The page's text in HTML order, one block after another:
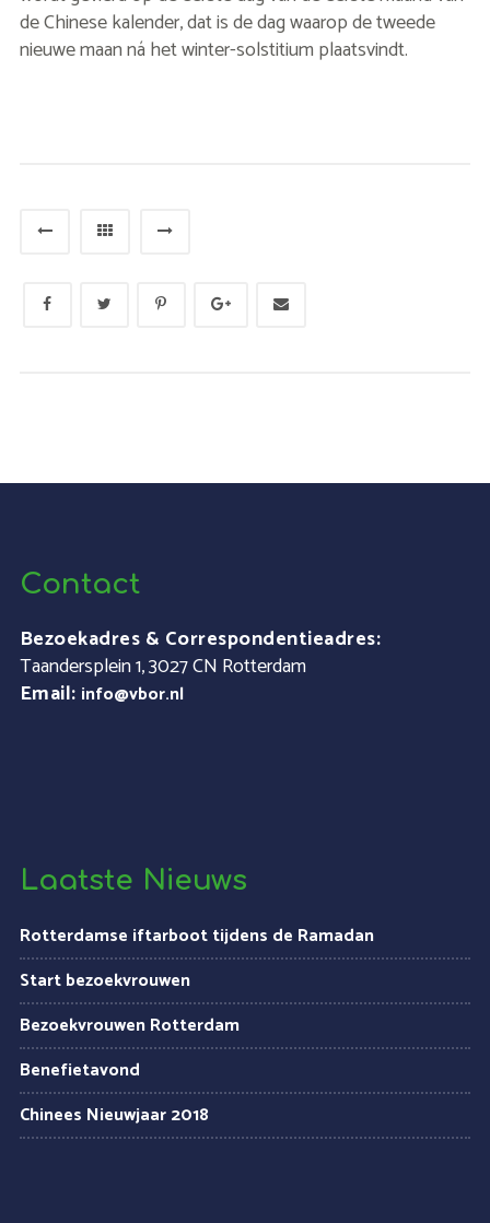
de Chinese kalender, dat is de dag waarop de tweede
nieuwe maan ná het winter-solstitium plaatsvindt.
Contact
Bezoekadres & Correspondentieadres:
Taandersplein 1, 3027 CN Rotterdam
Email: info@vbor.nl
Laatste Nieuws
Rotterdamse iftarboot tijdens de Ramadan
Start bezoekvrouwen
Bezoekvrouwen Rotterdam
Benefietavond
Chinees Nieuwjaar 2018